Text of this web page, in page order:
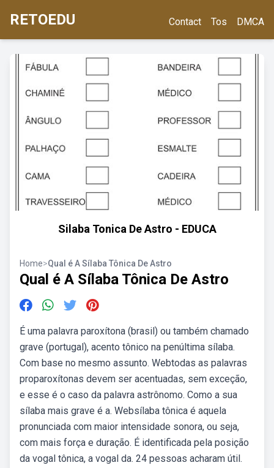
RETOEDU Contact Tos DMCA
Silaba Tonica De Astro - EDUCA
Home>Qual é A Sílaba Tônica De Astro
Qual é A Sílaba Tônica De Astro
É uma palavra paroxítona (brasil) ou também chamado
grave (portugal), acento tônico na penúltima sílaba.
Com base no mesmo assunto. Webtodas as palavras
proparoxítonas devem ser acentuadas, sem exceção,
e esse é o caso da palavra astrônomo. Como a sua
sílaba mais grave é a. Websílaba tônica é aquela
pronunciada com maior intensidade sonora, ou seja,
com mais força e duração. É identificada pela posição
da vogal tônica, a vogal da. 24 pessoas acharam útil.